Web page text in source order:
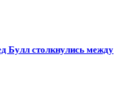
Булл столкнулись между